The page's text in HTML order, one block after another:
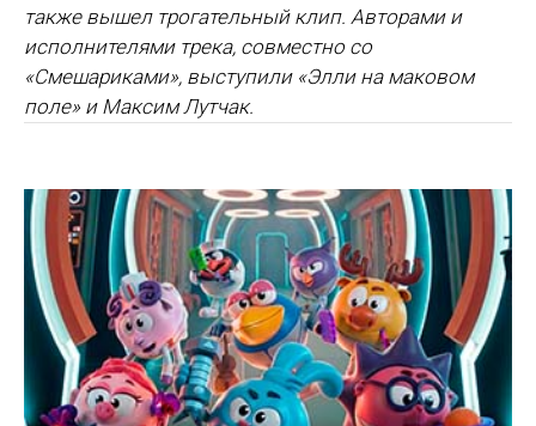
также вышел трогательный клип. Авторами и
исполнителями трека, совместно со
«Смешариками», выступили «Элли на маковом
поле» и Максим Лутчак.